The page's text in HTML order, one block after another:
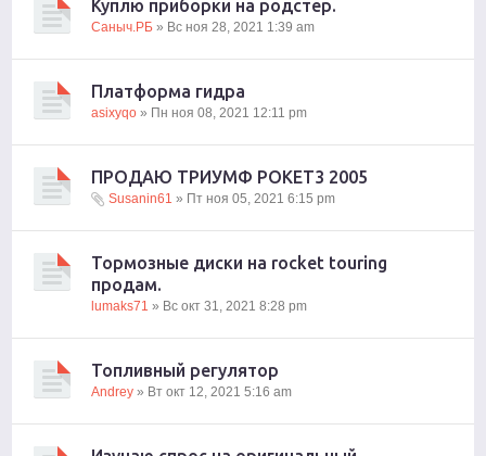
Куплю приборки на родстер.
Саныч.РБ » Вс ноя 28, 2021 1:39 am
Платформа гидра
asixyqo » Пн ноя 08, 2021 12:11 pm
ПРОДАЮ ТРИУМФ РОКЕТ3 2005
Susanin61 » Пт ноя 05, 2021 6:15 pm
Тормозные диски на rocket touring
продам.
lumaks71 » Вс окт 31, 2021 8:28 pm
Топливный регулятор
Andrey » Вт окт 12, 2021 5:16 am